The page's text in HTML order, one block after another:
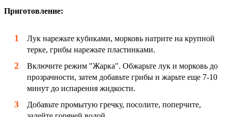
Приготовление:
Лук нарежьте кубиками, морковь натрите на крупной
терке, грибы нарежьте пластинками.
Включите режим "Жарка". Обжарьте лук и морковь до
прозрачности, затем добавьте грибы и жарьте еще 7-10
минут до испарения жидкости.
Добавьте промытую гречку, посолите, поперчите,